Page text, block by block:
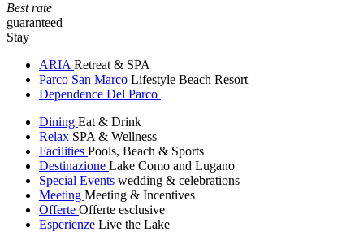
Best rate
guaranteed
Stay
ARIA Retreat & SPA
Parco San Marco Lifestyle Beach Resort
Dependence Del Parco
Dining Eat & Drink
Relax SPA & Wellness
Facilities Pools, Beach & Sports
Destinazione Lake Como and Lugano
Special Events wedding & celebrations
Meeting Meeting & Incentives
Offerte Offerte esclusive
Esperienze Live the Lake